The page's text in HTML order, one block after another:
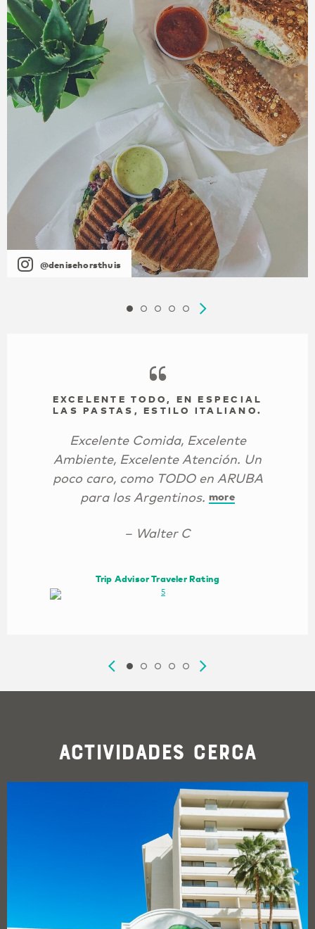
@denisehorsthuis
EXCELENTE TODO, EN ESPECIAL
LAS PASTAS, ESTILO ITALIANO.
Excelente Comida, Excelente
Ambiente, Excelente Atención. Un
poco caro, como TODO en ARUBA
para los Argentinos. more
– Walter C
Trip Advisor Traveler Rating
Actividades cerca